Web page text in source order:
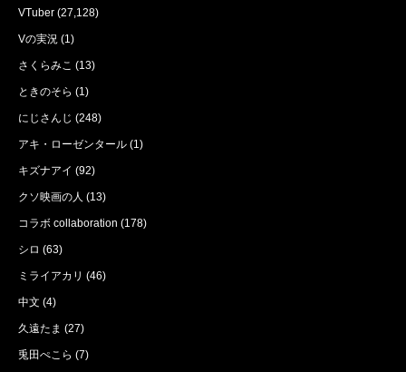
VTuber (27,128)
Vの実況 (1)
さくらみこ (13)
ときのそら (1)
にじさんじ (248)
アキ・ローゼンタール (1)
キズナアイ (92)
クソ映画の人 (13)
コラボ collaboration (178)
シロ (63)
ミライアカリ (46)
中文 (4)
久遠たま (27)
兎田ぺこら (7)